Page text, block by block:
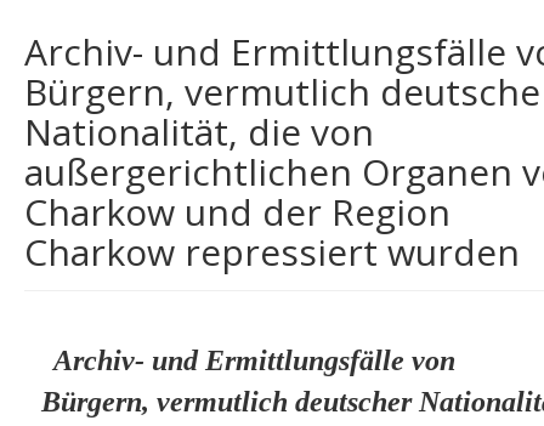
Publikationen
Shop
Über uns
Archiv- und Ermittlungsfälle
Bürgern, vermutlich
Nationalität, die von
außergerichtlichen Organen
Charkow und der Region
Charkow repressiert wurden
Archiv- und Ermittlungsfälle von
Bürgern, vermutlich deutscher